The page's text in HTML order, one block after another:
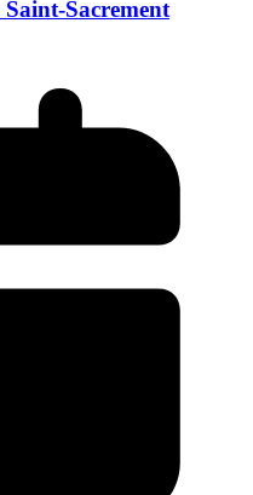
Saint-Sacrement